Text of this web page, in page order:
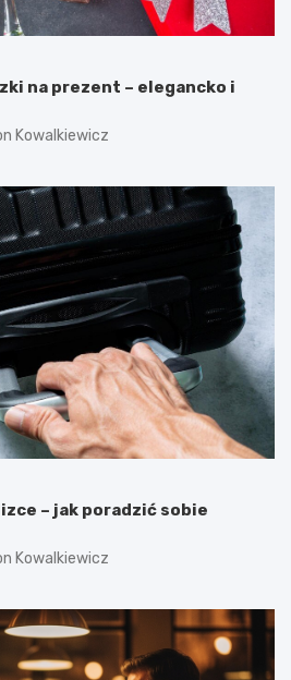
na prezent – elegancko i
Kowalkiewicz
– jak poradzić sobie
Kowalkiewicz